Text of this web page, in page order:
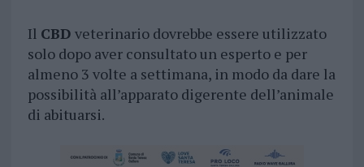
Il CBD veterinario dovrebbe essere utilizzato
solo dopo aver consultato un esperto e per
almeno 3 volte a settimana, in modo da dare la
possibilità all’apparato digerente dell’animale
di abituarsi.